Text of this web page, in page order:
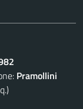
Pramollini